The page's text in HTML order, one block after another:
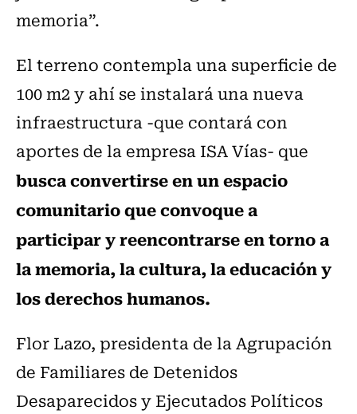
memoria”.
El terreno contempla una superficie de
100 m2 y ahí se instalará una nueva
infraestructura -que contará con
aportes de la empresa ISA Vías- que
busca convertirse en un espacio
comunitario que convoque a
participar y reencontrarse en torno a
la memoria, la cultura, la educación y
los derechos humanos.
Flor Lazo, presidenta de la Agrupación
de Familiares de Detenidos
Desaparecidos y Ejecutados Políticos